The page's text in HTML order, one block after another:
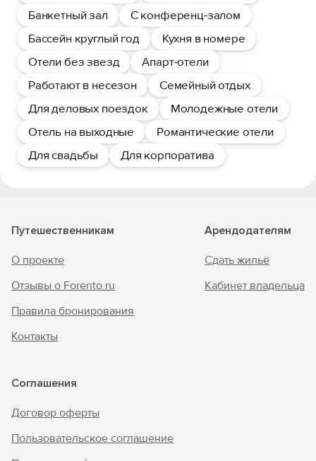
Банкетный зал
С конференц-залом
Бассейн круглый год
Кухня в номере
Отели без звезд
Апарт-отели
Работают в несезон
Семейный отдых
Для деловых поездок
Молодежные отели
Отель на выходные
Романтические отели
Для свадьбы
Для корпоратива
Путешественникам
О проекте
Отзывы о Forento.ru
Правила бронирования
Контакты
Арендодателям
Сдать жильё
Кабинет владельца
Соглашения
Договор оферты
Пользовательское соглашение